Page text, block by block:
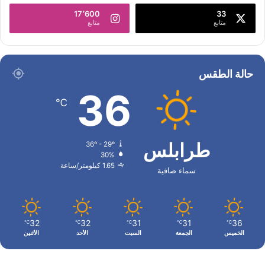
33
متابع
17٬600
متابع
حالة الطقس
طرابلس
سماء صافية
36
℃
36º - 29º
30%
1.65 كيلومتر/ساعة
36
℃
الخميس
31
℃
الجمعة
31
℃
السبت
32
℃
الأحد
32
℃
الأثنين